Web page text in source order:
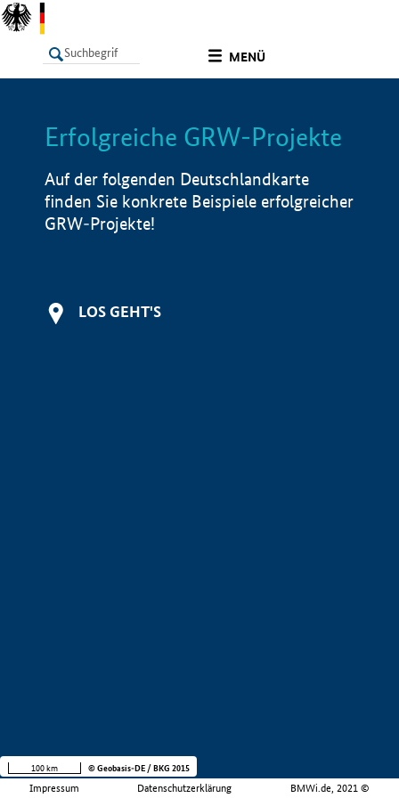
MENÜ
LISTE Info
Erfolgreiche GRW-Projekte
Auf der folgenden Deutschlandkarte
finden Sie konkrete Beispiele erfolgreicher
GRW-Projekte!
LOS GEHT'S
Impressum Datenschutzerklärung BMWi.de, 2021 ©
100 km © Geobasis-DE / BKG 2015